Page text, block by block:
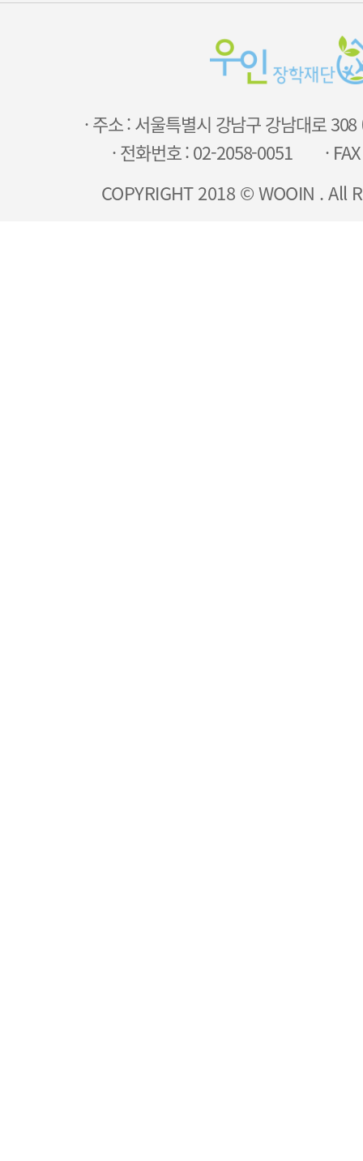
· 주소 : 서울특별시 강남구 강남대로
· 전화번호 : 02-2058-0051
·
COPYRIGHT 2018 © WOOIN . All